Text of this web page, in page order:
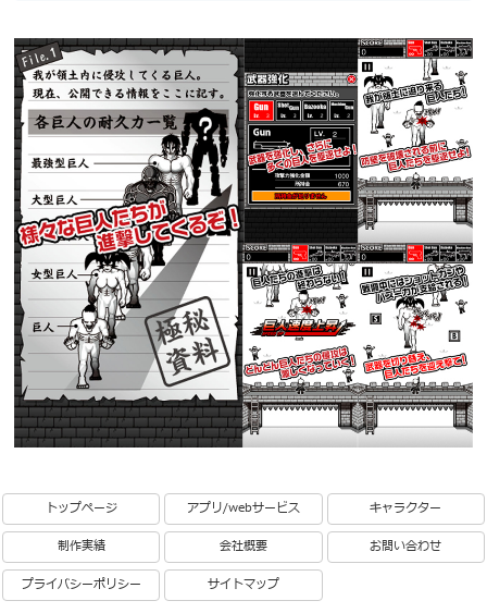
トップページ アプリ/webサービス キャラクター
制作実績 会社概要 お問い合わせ
プライバシーポリシー サイトマップ